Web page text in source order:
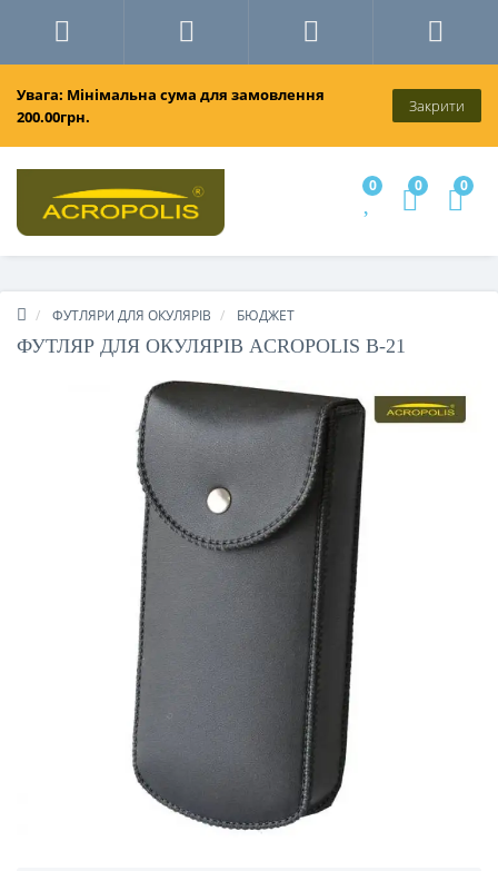
Увага: Мінімальна сума для замовлення
200.00грн.
Закрити
0 0 0
ФУТЛЯРИ ДЛЯ ОКУЛЯРІВ БЮДЖЕТ
ФУТЛЯР ДЛЯ ОКУЛЯРІВ ACROPOLIS В-21